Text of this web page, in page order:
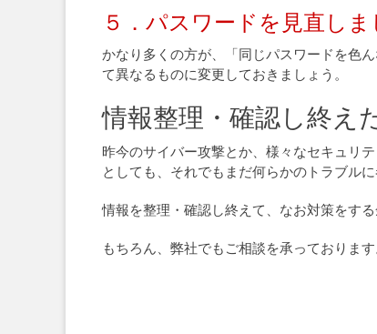
５．パスワードを見直しま
かなり多くの方が、「同じパスワードを色
て異なるものに変更しておきましょう。
情報整理・確認し終え
昨今のサイバー攻撃とか、様々なセキュリ
としても、それでもまだ何らかのトラブル
情報を整理・確認し終えて、なお対策をす
もちろん、弊社でもご相談を承っております